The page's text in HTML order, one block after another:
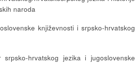
naroda
književnosti i srpsko-hrvatskog
jezika i jugoslovenske